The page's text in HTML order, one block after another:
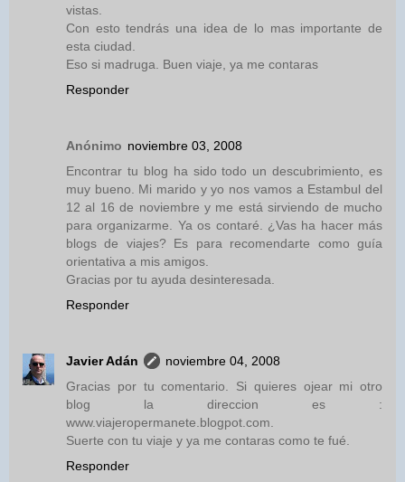
vistas.
Con esto tendrás una idea de lo mas importante de
esta ciudad.
Eso si madruga. Buen viaje, ya me contaras
Responder
Anónimo noviembre 03, 2008
Encontrar tu blog ha sido todo un descubrimiento, es
muy bueno. Mi marido y yo nos vamos a Estambul del
12 al 16 de noviembre y me está sirviendo de mucho
para organizarme. Ya os contaré. ¿Vas ha hacer más
blogs de viajes? Es para recomendarte como guía
orientativa a mis amigos.
Gracias por tu ayuda desinteresada.
Responder
Javier Adán
noviembre 04, 2008
Gracias por tu comentario. Si quieres ojear mi otro
blog la direccion es :
www.viajeropermanete.blogpot.com.
Suerte con tu viaje y ya me contaras como te fué.
Responder